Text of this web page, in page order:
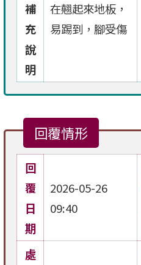
補
充
說
明
在翹起來地板，
易踢到，腳受傷
回覆情形
回
覆
日
期
2026-05-26
09:40
處